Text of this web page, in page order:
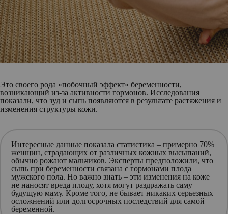
Это своего рода «побочный эффект» беременности,
возникающий из-за активности гормонов. Исследования
показали, что зуд и сыпь появляются в результате растяжения и
изменения структуры кожи.
Интересные данные показала статистика – примерно 70%
женщин, страдающих от различных кожных высыпаний,
обычно рожают мальчиков. Эксперты предположили, что
сыпь при беременности связана с гормонами плода
мужского пола. Но важно знать – эти изменения на коже
не наносят вреда плоду, хотя могут раздражать саму
будущую маму. Кроме того, не бывает никаких серьезных
осложнений или долгосрочных последствий для самой
беременной.